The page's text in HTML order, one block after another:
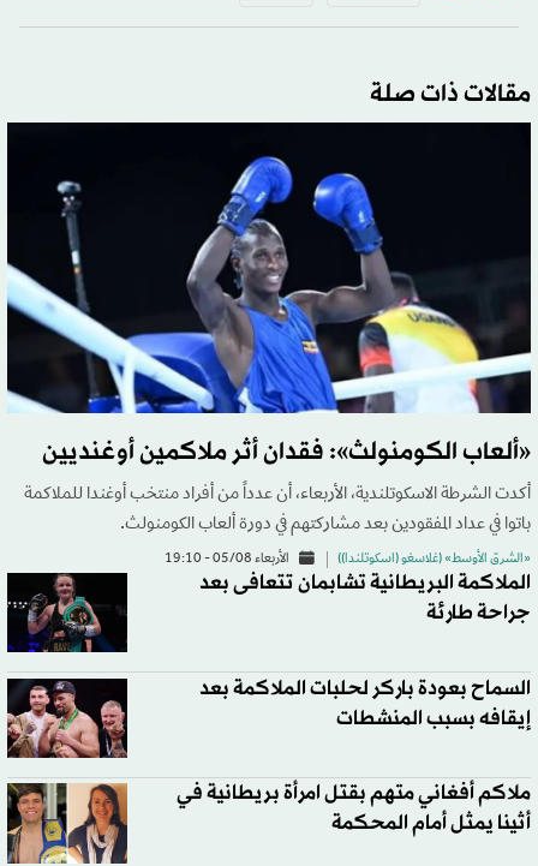
مقالات ذات صلة
«ألعاب الكومنولث»: فقدان أثر ملاكمين أوغنديين
أكدت الشرطة الاسكوتلندية، الأربعاء، أن عدداً من أفراد منتخب أوغندا للملاكمة
باتوا في عداد المفقودين بعد مشاركتهم في دورة ألعاب الكومنولث.
«الشرق الأوسط» (غلاسغو (اسكوتلندا)) الأربعاء 05/08 - 19:10
الملاكمة البريطانية تشابمان تتعافى بعد
جراحة طارئة
السماح بعودة باركر لحلبات الملاكمة بعد
إيقافه بسبب المنشطات
ملاكم أفغاني متهم بقتل امرأة بريطانية في
أثينا يمثل أمام المحكمة